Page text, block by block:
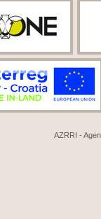
AZRRI -